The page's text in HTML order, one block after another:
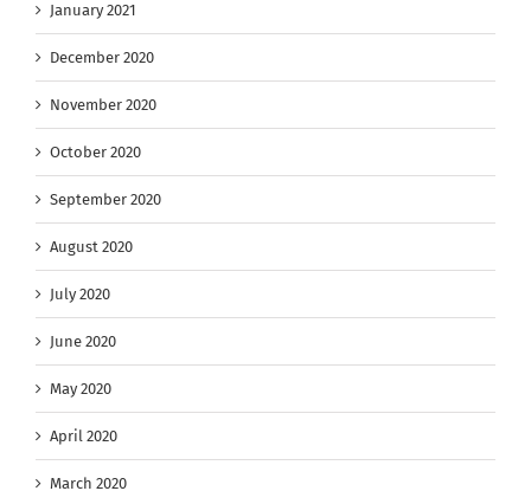
January 2021
December 2020
November 2020
October 2020
September 2020
August 2020
July 2020
June 2020
May 2020
April 2020
March 2020